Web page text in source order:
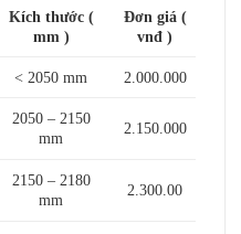
Kích thước (
mm )
Đơn giá (
vnđ )
< 2050 mm 2.000.000
2050 – 2150
mm
2.150.000
2150 – 2180
mm
2.300.00